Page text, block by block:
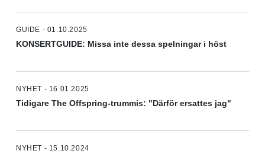
GUIDE - 01.10.2025
KONSERTGUIDE: Missa inte dessa spelningar i höst
NYHET - 16.01.2025
Tidigare The Offspring-trummis: "Därför ersattes jag"
NYHET - 15.10.2024